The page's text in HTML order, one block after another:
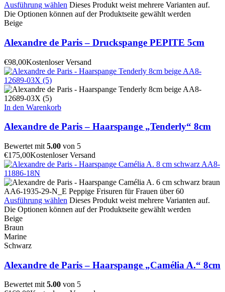
Ausführung wählen Dieses Produkt weist mehrere Varianten auf.
Die Optionen können auf der Produktseite gewählt werden
Beige
Alexandre de Paris – Druckspange PEPITE 5cm
€98,00Kostenloser Versand
In den Warenkorb
Alexandre de Paris – Haarspange „Tenderly“ 8cm
Bewertet mit 5.00 von 5
€175,00Kostenloser Versand
Ausführung wählen Dieses Produkt weist mehrere Varianten auf.
Die Optionen können auf der Produktseite gewählt werden
Beige
Braun
Marine
Schwarz
Alexandre de Paris – Haarspange „Camélia A.“ 8cm
Bewertet mit5.00 von 5